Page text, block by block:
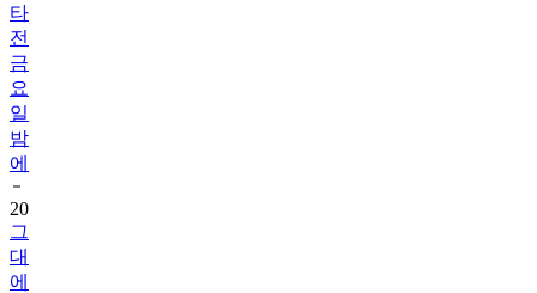
타
전
금
요
일
밤
에
20
그
대
에